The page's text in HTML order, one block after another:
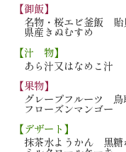
【御飯】
名物・桜エビ釜飯
県産きぬむすめ
【汁 物】
あら汁又はなめこ汁
【果物】
グレープフルーツ
フローズンマンゴー
【デザート】
抹茶水ようかん 黒